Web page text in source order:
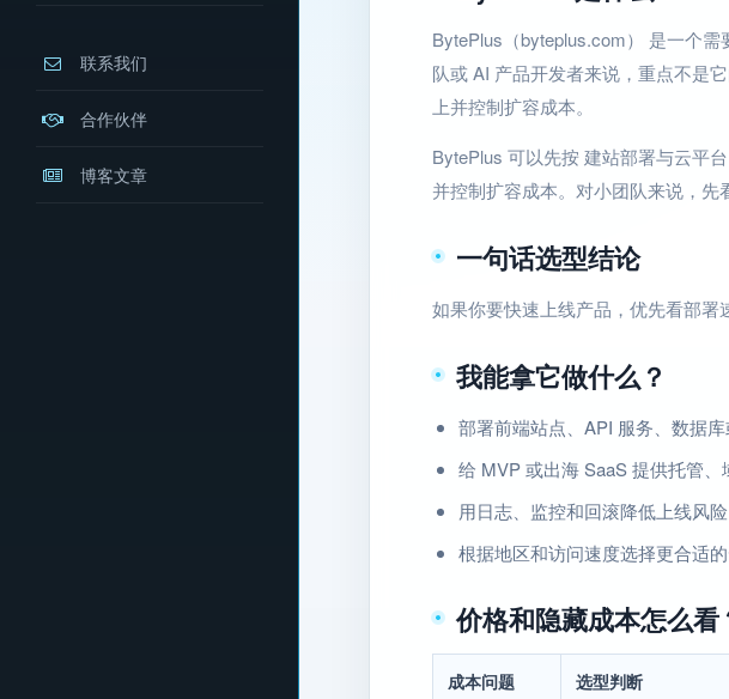
联系我们
合作伙伴
博客文章
BytePlus（byteplus.com） 是一个
队或 AI 产品开发者来说，重点不是
上并控制扩容成本。
BytePlus 可以先按 建站部署与云平
并控制扩容成本。对小团队来说，先
一句话选型结论
如果你要快速上线产品，优先看部署
我能拿它做什么？
部署前端站点、API 服务、数据
给 MVP 或出海 SaaS 提供托管
用日志、监控和回滚降低上线风险
根据地区和访问速度选择更合适
价格和隐藏成本怎么看
成本问题 选型判断